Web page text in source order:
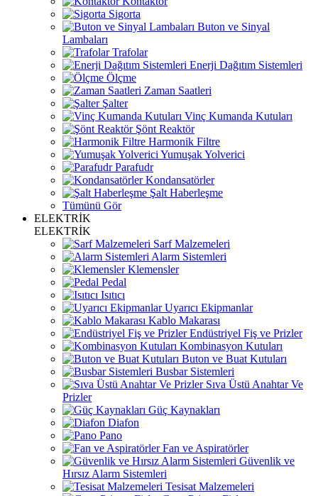
Sigorta
Buton ve Sinyal
Lambaları
Trafolar
Enerji Dağıtım Sistemleri
Ölçme
Zaman Saatleri
Şalter
Vinç Kumanda Kutuları
Şönt Reaktör
Harmonik Filtre
Yumuşak Yolverici
Parafudr
Kondansatörler
Şalt Haberleşme
Tümünü Gör
ELEKTRİK
ELEKTRİK
Sarf Malzemeleri
Alarm Sistemleri
Klemensler
Pedal
Isıtıcı
Uyarıcı Ekipmanlar
Kablo Makarası
Endüstriyel Fiş ve Prizler
Kombinasyon Kutuları
Buton ve Buat Kutuları
Busbar Sistemleri
Sıva Üstü Anahtar Ve
Prizler
Güç Kaynakları
Diafon
Pano
Fan ve Aspiratörler
Güvenlik ve
Hırsız Alarm Sistemleri
Tesisat Malzemeleri